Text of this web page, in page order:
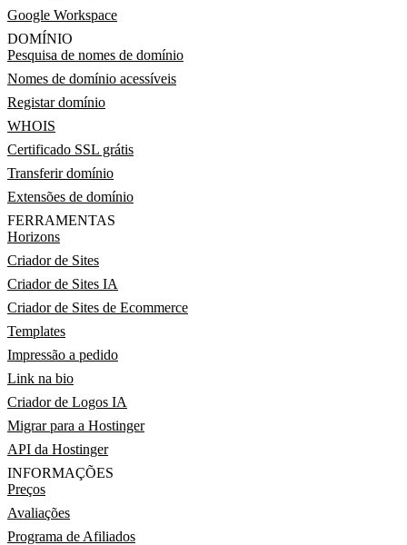
Google Workspace
DOMÍNIO
Pesquisa de nomes de domínio
Nomes de domínio acessíveis
Registar domínio
WHOIS
Certificado SSL grátis
Transferir domínio
Extensões de domínio
FERRAMENTAS
Horizons
Criador de Sites
Criador de Sites IA
Criador de Sites de Ecommerce
Templates
Impressão a pedido
Link na bio
Criador de Logos IA
Migrar para a Hostinger
API da Hostinger
INFORMAÇÕES
Preços
Avaliações
Programa de Afiliados